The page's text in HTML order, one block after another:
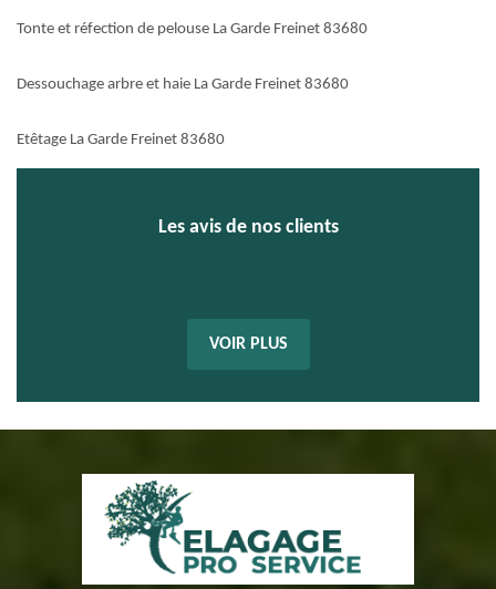
Tonte et réfection de pelouse La Garde Freinet 83680
Dessouchage arbre et haie La Garde Freinet 83680
Etêtage La Garde Freinet 83680
Les avis de nos clients
VOIR PLUS